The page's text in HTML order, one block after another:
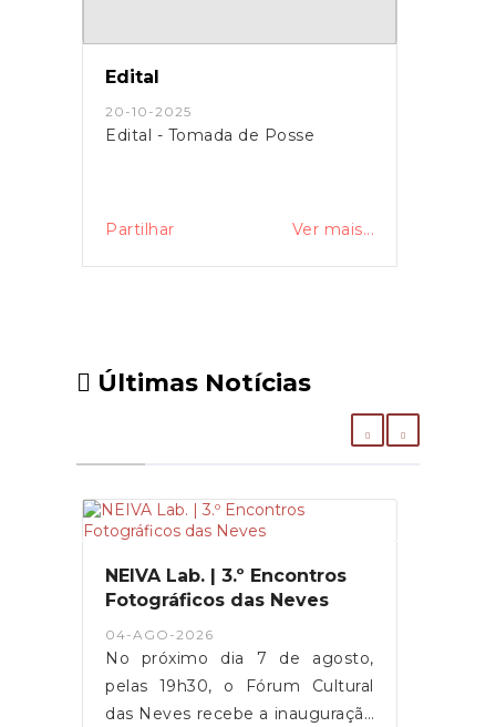
Edital
20-10-2025
Edital - Tomada de Posse
Partilhar Ver mais...
Últimas Notícias
NEIVA Lab. | 3.º Encontros
Fotográficos das Neves
04-AGO-2026
No próximo dia 7 de agosto,
pelas 19h30, o Fórum Cultural
das Neves recebe a inauguração